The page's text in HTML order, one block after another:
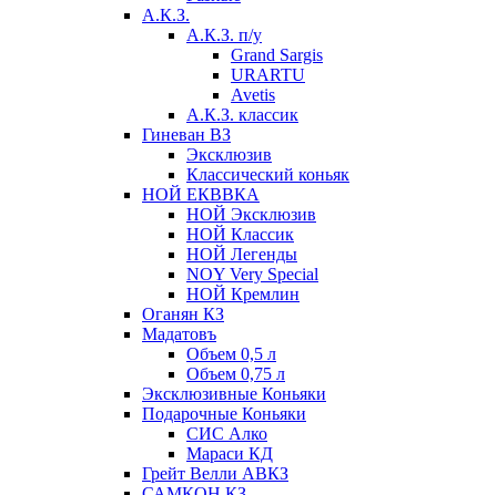
А.К.З.
А.К.З. п/у
Grand Sargis
URARTU
Avetis
А.К.З. классик
Гиневан ВЗ
Эксклюзив
Классический коньяк
НОЙ ЕКВВКА
НОЙ Эксклюзив
НОЙ Классик
НОЙ Легенды
NOY Very Speсial
НОЙ Кремлин
Оганян КЗ
Мадатовъ
Объем 0,5 л
Объем 0,75 л
Эксклюзивные Коньяки
Подарочные Коньяки
СИС Алко
Мараси КД
Грейт Велли АВКЗ